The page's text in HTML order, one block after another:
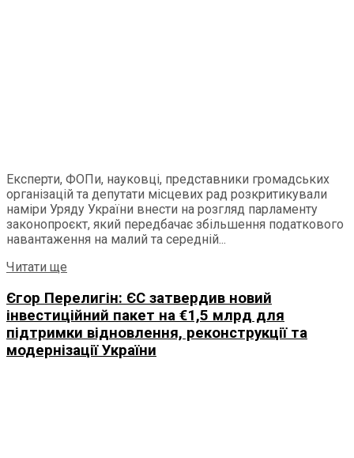
Експерти, ФОПи, науковці, представники громадських
організацій та депутати місцевих рад розкритикували
наміри Уряду України внести на розгляд парламенту
законопроєкт, який передбачає збільшення податкового
навантаження на малий та середній...
Читати ще
Єгор Перелигін: ЄС затвердив новий
інвестиційний пакет на €1,5 млрд для
підтримки відновлення, реконструкції та
модернізації України